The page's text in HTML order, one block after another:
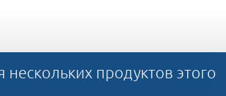
продуктов этого